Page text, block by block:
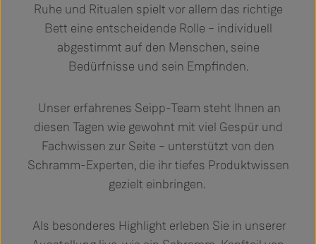
Ruhe und Ritualen spielt vor allem das richtige
Bett eine entscheidende Rolle – individuell
abgestimmt auf den Menschen, seine
Bedürfnisse und sein Empfinden.
Unser erfahrenes Seipp-Team steht Ihnen an
diesen Tagen wie gewohnt mit viel Gespür und
Fachwissen zur Seite – unterstützt von den
Schramm-Experten, die ihr tiefes Produktwissen
gezielt einbringen.
Als besonderes Highlight erleben Sie in unserer